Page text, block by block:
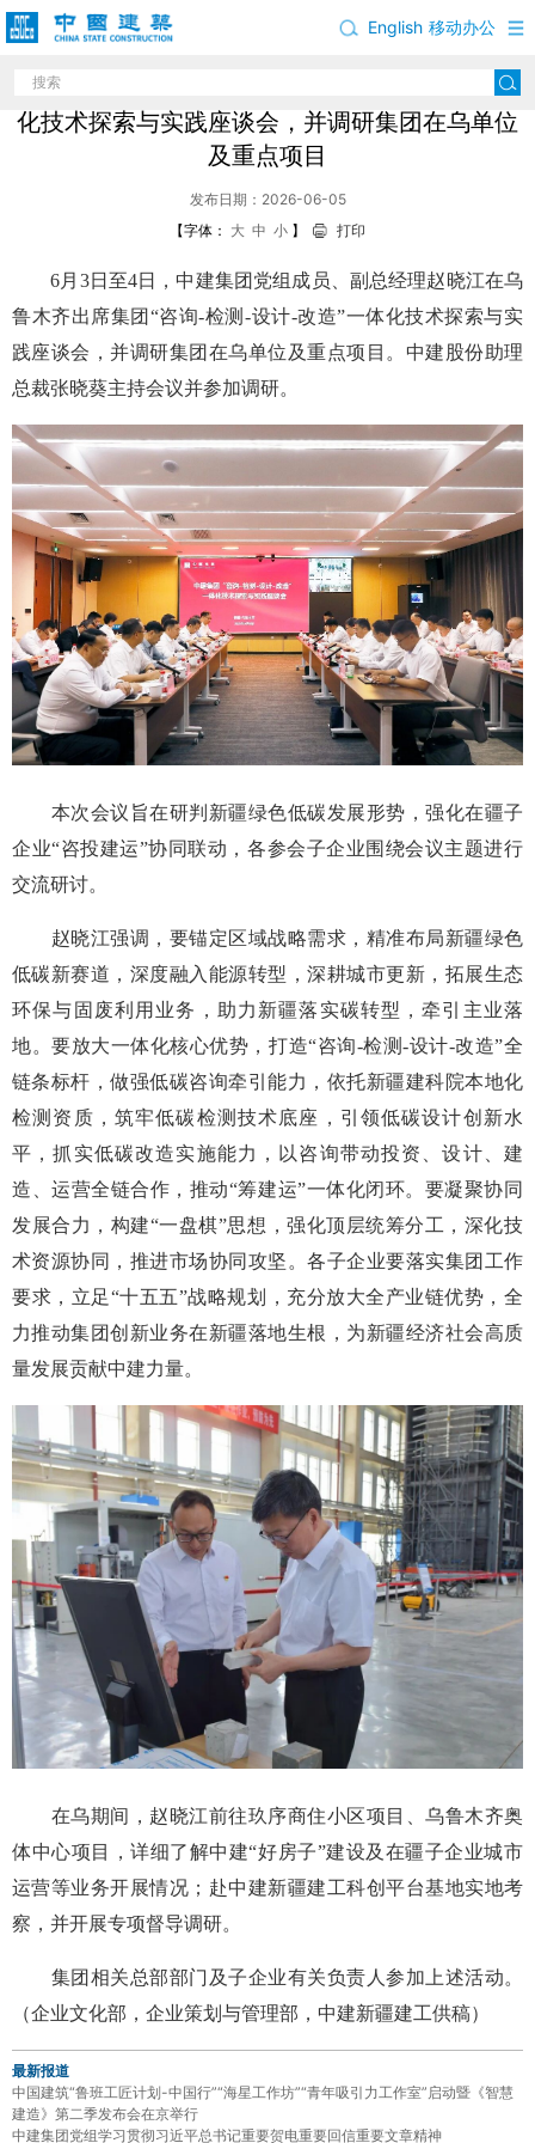
移动办公
English
赵晓江出席中建集团“咨询-检测-设计-改造”一体
化技术探索与实践座谈会，并调研集团在乌单位
及重点项目
发布日期：2026-06-05
【字体： 大 中 小 】 打印
6月3日至4日，中建集团党组成员、副总经理赵晓江在乌
鲁木齐出席集团“咨询-检测-设计-改造”一体化技术探索与实
践座谈会，并调研集团在乌单位及重点项目。中建股份助理
总裁张晓葵主持会议并参加调研。
本次会议旨在研判新疆绿色低碳发展形势，强化在疆子
企业“咨投建运”协同联动，各参会子企业围绕会议主题进行
交流研讨。
赵晓江强调，要锚定区域战略需求，精准布局新疆绿色
低碳新赛道，深度融入能源转型，深耕城市更新，拓展生态
环保与固废利用业务，助力新疆落实碳转型，牵引主业落
地。要放大一体化核心优势，打造“咨询-检测-设计-改造”全
链条标杆，做强低碳咨询牵引能力，依托新疆建科院本地化
检测资质，筑牢低碳检测技术底座，引领低碳设计创新水
平，抓实低碳改造实施能力，以咨询带动投资、设计、建
造、运营全链合作，推动“筹建运”一体化闭环。要凝聚协同
发展合力，构建“一盘棋”思想，强化顶层统筹分工，深化技
术资源协同，推进市场协同攻坚。各子企业要落实集团工作
要求，立足“十五五”战略规划，充分放大全产业链优势，全
力推动集团创新业务在新疆落地生根，为新疆经济社会高质
量发展贡献中建力量。
在乌期间，赵晓江前往玖序商住小区项目、乌鲁木齐奥
体中心项目，详细了解中建“好房子”建设及在疆子企业城市
运营等业务开展情况；赴中建新疆建工科创平台基地实地考
察，并开展专项督导调研。
集团相关总部部门及子企业有关负责人参加上述活动。
（企业文化部，企业策划与管理部，中建新疆建工供稿）
最新报道
中国建筑“鲁班工匠计划-中国行”“海星工作坊”“青年吸引力工作室”启动暨《智慧
建造》第二季发布会在京举行
中建集团党组学习贯彻习近平总书记重要贺电重要回信重要文章精神